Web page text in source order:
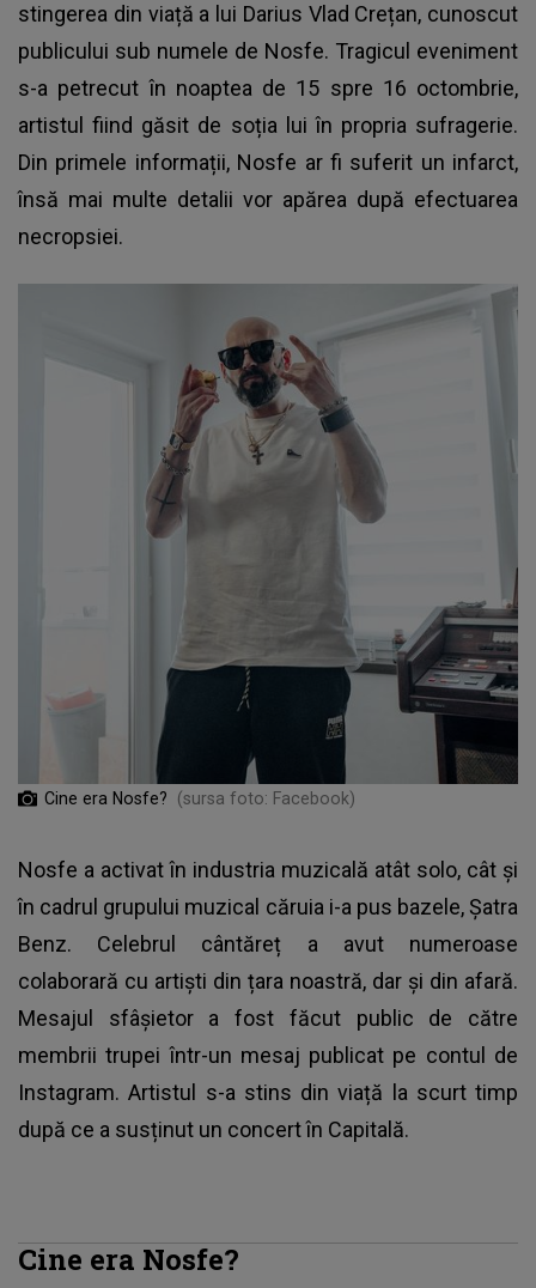
stingerea din viață a lui Darius Vlad Crețan, cunoscut
publicului sub numele de Nosfe. Tragicul eveniment
s-a petrecut în noaptea de 15 spre 16 octombrie,
artistul fiind găsit de soția lui în propria sufragerie.
Din primele informații, Nosfe ar fi suferit un infarct,
însă mai multe detalii vor apărea după efectuarea
necropsiei.
Cine era Nosfe? (sursa foto: Facebook)
Nosfe a activat în industria muzicală atât solo, cât și
în cadrul grupului muzical căruia i-a pus bazele, Șatra
Benz. Celebrul cântăreț a avut numeroase
colaborară cu artiști din țara noastră, dar și din afară.
Mesajul sfâșietor a fost făcut public de către
membrii trupei într-un mesaj publicat pe contul de
Instagram. Artistul s-a stins din viață la scurt timp
după ce a susținut un concert în Capitală.
Cine era Nosfe?